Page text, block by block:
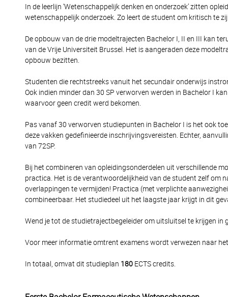
In de leerlijn ‘Wetenschappelijk denken en onderzoek’ zitten
wetenschappelijk onderzoek. Zo leert de student om kritisch te
De opbouw van de drie modeltrajecten Bachelor I, II en III kan
van de Vrije Universiteit Brussel. Het is aangeraden deze
opbouw bezitten.
Studenten die rechtstreeks vanuit het secundair onderwijs
Ook indien minder dan 30 SP verworven werden in Bachelor I
waarvoor geen credit werd bekomen.
Pas vanaf 30 verworven studiepunten in Bachelor I is het ook
deze vakken gedefinieerde inschrijvingsvereisten. Echter,
van 72SP.
Bij het combineren van opleidingsonderdelen uit verschillende
practica. Het is de verantwoordelijkheid van de student zelf om
overlappingen te vermijden! Practica (met verplichte
combineerbaar. Het studiedeel uit het laagste jaar krijgt in dit
Wend je tot de studietrajectbegeleider om uitsluitsel te krijgen in
Voor meer informatie omtrent examens wordt verwezen naar
In totaal, omvat dit studieplan 180 ECTS credits.